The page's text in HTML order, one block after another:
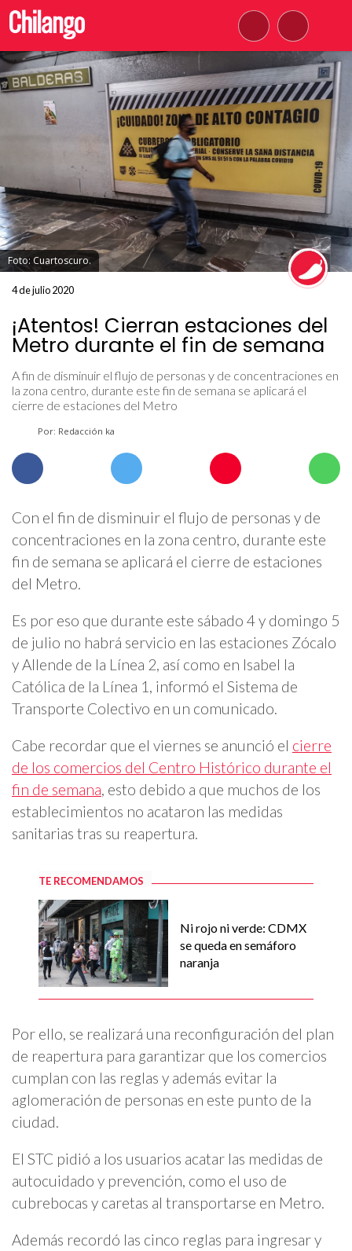
Foto: Cuartoscuro.
4 de julio 2020
¡Atentos! Cierran estaciones del
Metro durante el fin de semana
A fin de disminuir el flujo de personas y de concentraciones en
la zona centro, durante este fin de semana se aplicará el
cierre de estaciones del Metro
Por: Redacción ka
Con el fin de disminuir el flujo de personas y de
concentraciones en la zona centro, durante este
fin de semana se aplicará el cierre de estaciones
del Metro.
Es por eso que durante este sábado 4 y domingo 5
de julio no habrá servicio en las estaciones Zócalo
y Allende de la Línea 2, así como en Isabel la
Católica de la Línea 1, informó el Sistema de
Transporte Colectivo en un comunicado.
Cabe recordar que el viernes se anunció el cierre
de los comercios del Centro Histórico durante el
fin de semana, esto debido a que muchos de los
establecimientos no acataron las medidas
sanitarias tras su reapertura.
TE RECOMENDAMOS
Ni rojo ni verde: CDMX
se queda en semáforo
naranja
Por ello, se realizará una reconfiguración del plan
de reapertura para garantizar que los comercios
cumplan con las reglas y además evitar la
aglomeración de personas en este punto de la
ciudad.
El STC pidió a los usuarios acatar las medidas de
autocuidado y prevención, como el uso de
cubrebocas y caretas al transportarse en Metro.
Además recordó las cinco reglas para ingresar y